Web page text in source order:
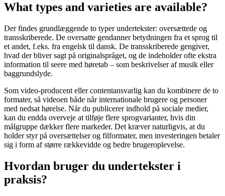
What types and varieties are available?
Der findes grundlæggende to typer undertekster: oversættede og
transskriberede. De oversatte gendanner betydningen fra et sprog til
et andet, f.eks. fra engelsk til dansk. De transskriberede gengiver,
hvad der bliver sagt på originalspråget, og de indeholder ofte ekstra
information til seere med høretab – som beskrivelser af musik eller
baggrundslyde.
Som video-producent eller contentansvarlig kan du kombinere de to
formater, så videoen både når internationale brugere og personer
med nedsat hørelse. Når du publicerer indhold på sociale medier,
kan du endda overveje at tilføje flere sprogvarianter, hvis din
målgruppe dækker flere markeder. Det kræver naturligvis, at du
holder styr på oversættelser og filformater, men investeringen betaler
sig i form af større rækkevidde og bedre brugeroplevelse.
Hvordan bruger du undertekster i
praksis?